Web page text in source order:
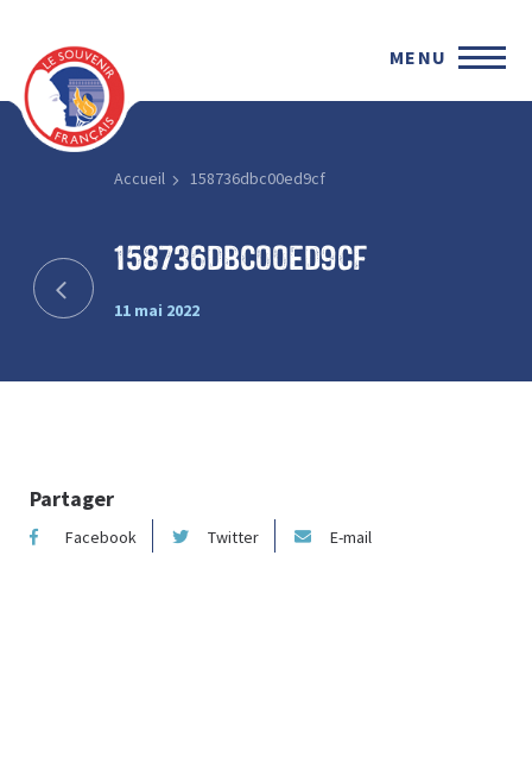
MENU
Accueil 158736dbc00ed9cf
158736dbc00ed9cf
11 mai 2022
Partager
Facebook Twitter E-mail